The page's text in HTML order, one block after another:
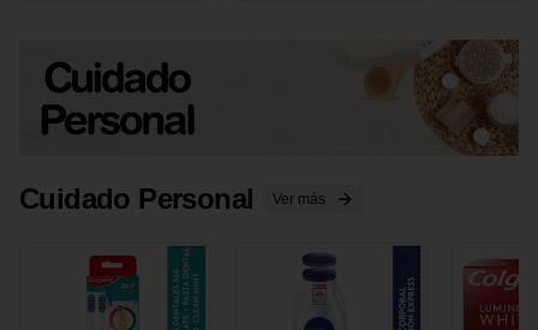
Cuidado Personal Ver más